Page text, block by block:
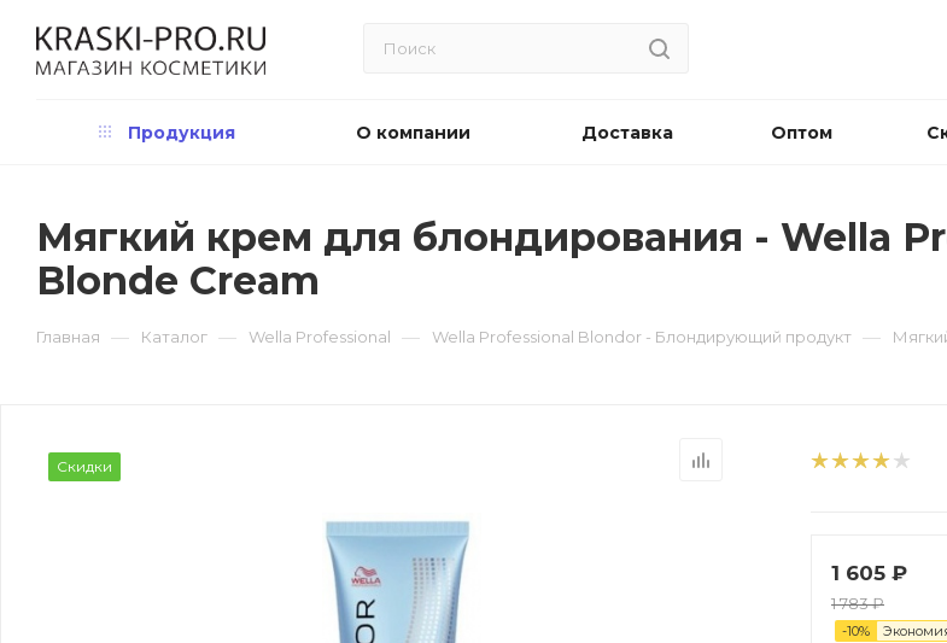
Продукция О компании Доставка Оптом
Мягкий крем для блондирования - Wella
Blonde Cream
Главная — Каталог — Wella Professional — Wella Professional Blondor - Блондирующий продукт —
Скидки
1 605 ₽
1 783₽
-10%